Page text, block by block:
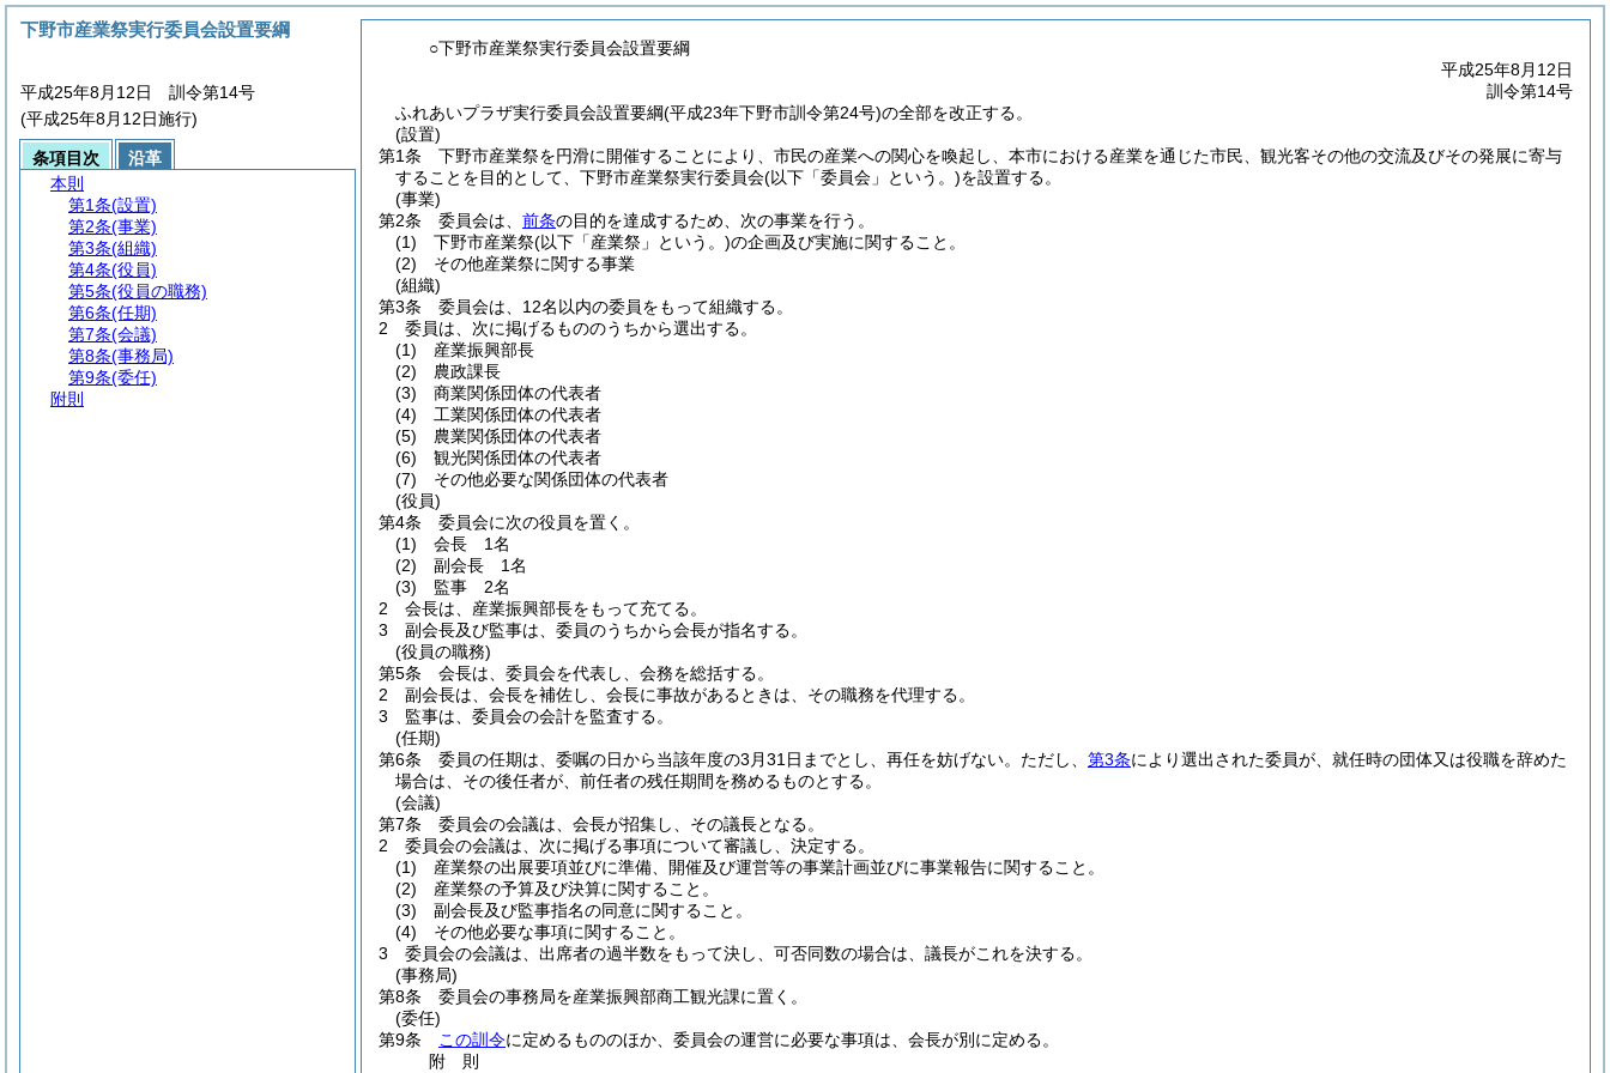
○下野市産業祭実行委員会設置要綱
平成25年8月12日
訓令第14号
ふれあいプラザ実行委員会設置要綱(平成23年下野市訓令第24号)の全部を改正する。
(設置)
第1条
下野市産業祭を円滑に開催することにより、市民の産業への関心を喚起し、本市における産業を通じた市民、観光客その他の交流及びその発展に寄与
することを目的として、下野市産業祭実行委員会(以下「委員会」という。)を設置する。
(事業)
第2条
委員会は、 前条の目的を達成するため、次の事業を行う。
(1)
下野市産業祭(以下「産業祭」という。)の企画及び実施に関すること。
(2)
その他産業祭に関する事業
(組織)
第3条
委員会は、12名以内の委員をもって組織する。
2
委員は、次に掲げるもののうちから選出する。
(1)
産業振興部長
(2)
農政課長
(3)
商業関係団体の代表者
(4)
工業関係団体の代表者
(5)
農業関係団体の代表者
(6)
観光関係団体の代表者
(7)
その他必要な関係団体の代表者
(役員)
第4条
委員会に次の役員を置く。
(1)
会長 1名
(2)
副会長 1名
(3)
監事 2名
2
会長は、産業振興部長をもって充てる。
3
副会長及び監事は、委員のうちから会長が指名する。
(役員の職務)
第5条
会長は、委員会を代表し、会務を総括する。
2
副会長は、会長を補佐し、会長に事故があるときは、その職務を代理する。
3
監事は、委員会の会計を監査する。
(任期)
第6条
委員の任期は、委嘱の日から当該年度の3月31日までとし、再任を妨げない。 ただし、 第3条により選出された委員が、就任時の団体又は役職を辞めた
場合は、その後任者が、前任者の残任期間を務めるものとする。
(会議)
第7条
委員会の会議は、会長が招集し、その議長となる。
2
委員会の会議は、次に掲げる事項について審議し、決定する。
(1)
産業祭の出展要項並びに準備、開催及び運営等の事業計画並びに事業報告に関すること。
(2)
産業祭の予算及び決算に関すること。
(3)
副会長及び監事指名の同意に関すること。
(4)
その他必要な事項に関すること。
3
委員会の会議は、出席者の過半数をもって決し、可否同数の場合は、議長がこれを決する。
(事務局)
第8条
委員会の事務局を産業振興部商工観光課に置く。
(委任)
第9条
この訓令に定めるもののほか、委員会の運営に必要な事項は、会長が別に定める。
附 則
下野市産業祭実行委員会設置要綱
平成25年8月12日 訓令第14号
(平成25年8月12日施行)
条項目次
沿革
本則
第1条(設置)
第2条(事業)
第3条(組織)
第4条(役員)
第5条(役員の職務)
第6条(任期)
第7条(会議)
第8条(事務局)
第9条(委任)
附則